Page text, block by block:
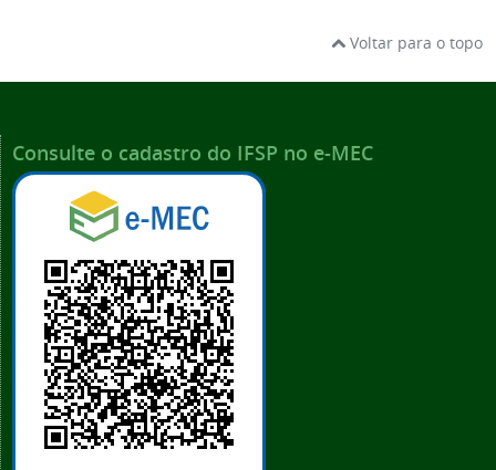
Voltar para o topo
Consulte o cadastro do IFSP no e-MEC